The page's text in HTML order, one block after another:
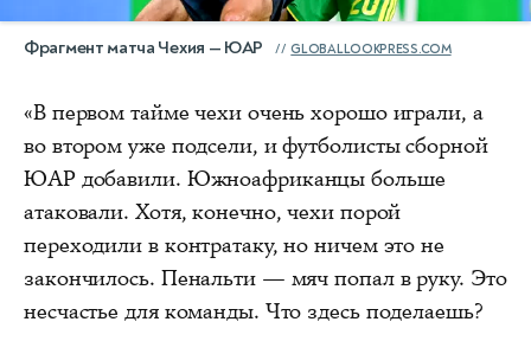
Фрагмент матча Чехия — ЮАР GLOBALLOOKPRESS.COM
«В первом тайме чехи очень хорошо играли, а
во втором уже подсели, и футболисты сборной
ЮАР добавили. Южноафриканцы больше
атаковали. Хотя, конечно, чехи порой
переходили в контратаку, но ничем это не
закончилось. Пенальти — мяч попал в руку. Это
несчастье для команды. Что здесь поделаешь?